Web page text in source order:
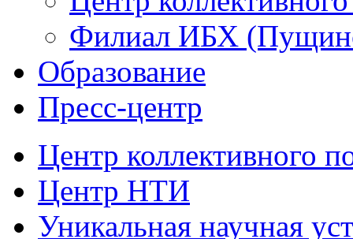
Филиал ИБХ
Образование
Пресс-центр
Центр коллективного
Центр НТИ
Уникальная научная